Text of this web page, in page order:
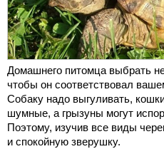
Домашнего питомца выбрать
чтобы он соответствовал
Собаку надо выгуливать,
шумные, а грызуны могут
Поэтому, изучив все виды
и спокойную зверушку.